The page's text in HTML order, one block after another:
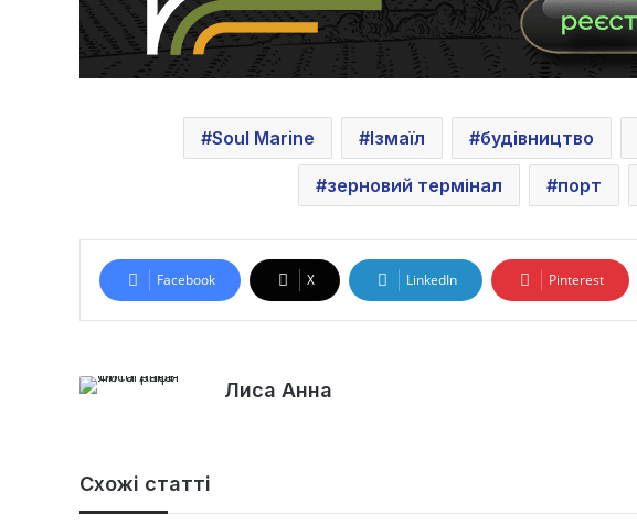
Soul Marine Ізмаїл будівництво
зерновий термінал порт
Facebook X LinkedIn Pinterest
Лиса Анна
Схожі статті